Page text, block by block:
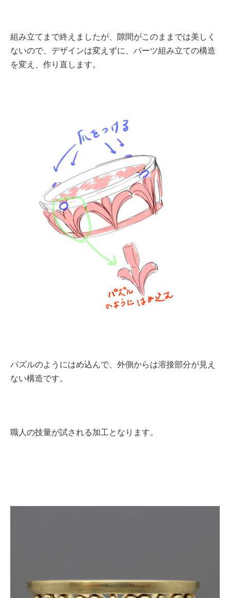
組み立てまで終えましたが、隙間がこのままでは美しく
ないので、デザインは変えずに、パーツ組み立ての構造
を変え、作り直します。
パズルのようにはめ込んで、外側からは溶接部分が見え
ない構造です。
職人の技量が試される加工となります。